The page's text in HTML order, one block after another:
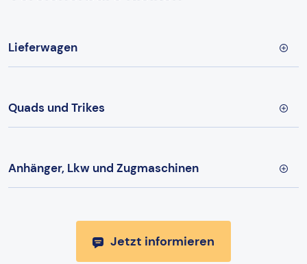
Lieferwagen
Quads und Trikes
Anhänger, Lkw und Zugmaschinen
Jetzt informieren